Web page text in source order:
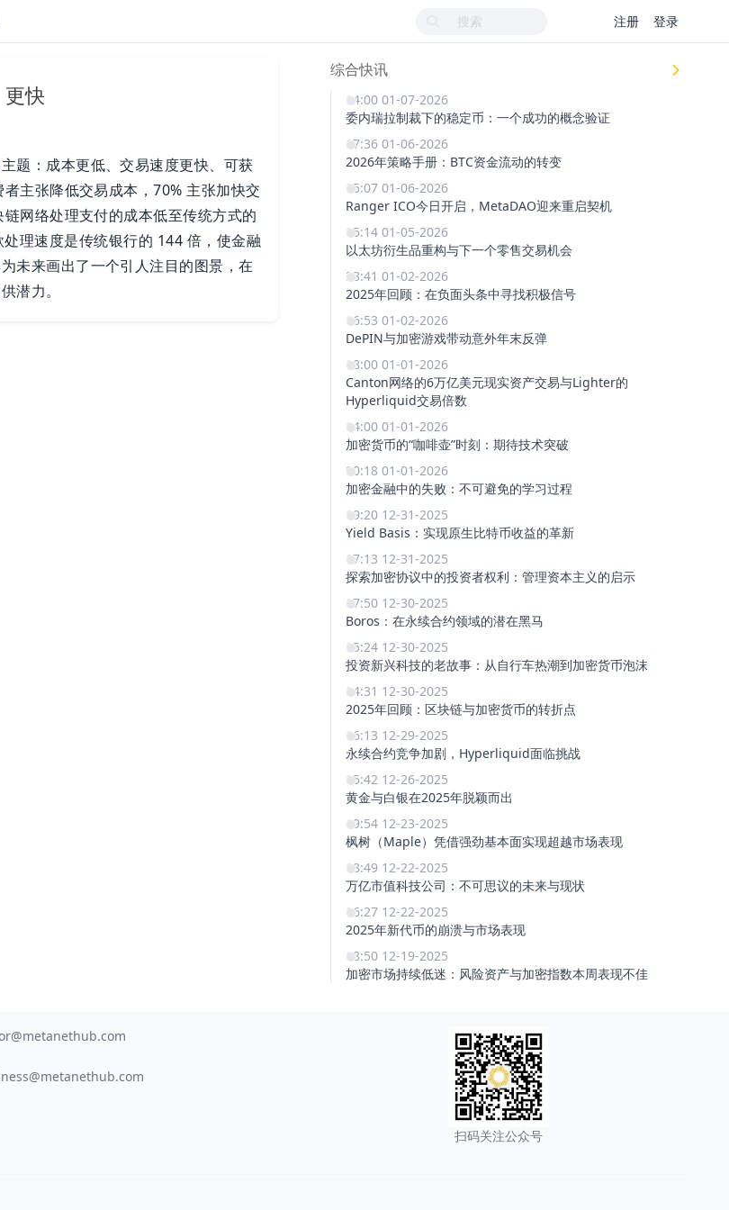
注册 登录
快
题：成本更低、交易速度更快、可获
主张降低交易成本，70% 主张加快交
网络处理支付的成本低至传统方式的
理速度是传统银行的 144 倍，使金融
未来画出了一个引人注目的图景，在
潜力。
综合快讯
14:00 01-07-2026
委内瑞拉制裁下的稳定币：一个成功的概念验证
17:36 01-06-2026
2026年策略手册：BTC资金流动的转变
15:07 01-06-2026
Ranger ICO今日开启，MetaDAO迎来重启契机
15:14 01-05-2026
以太坊衍生品重构与下一个零售交易机会
23:41 01-02-2026
2025年回顾：在负面头条中寻找积极信号
16:53 01-02-2026
DePIN与加密游戏带动意外年末反弹
18:00 01-01-2026
Canton网络的6万亿美元现实资产交易与Lighter的
Hyperliquid交易倍数
14:00 01-01-2026
加密货币的“咖啡壶”时刻：期待技术突破
00:18 01-01-2026
加密金融中的失败：不可避免的学习过程
19:20 12-31-2025
Yield Basis：实现原生比特币收益的革新
17:13 12-31-2025
探索加密协议中的投资者权利：管理资本主义的启示
17:50 12-30-2025
Boros：在永续合约领域的潜在黑马
15:24 12-30-2025
投资新兴科技的老故事：从自行车热潮到加密货币泡沫
14:31 12-30-2025
2025年回顾：区块链与加密货币的转折点
16:13 12-29-2025
永续合约竞争加剧，Hyperliquid面临挑战
15:42 12-26-2025
黄金与白银在2025年脱颖而出
19:54 12-23-2025
枫树（Maple）凭借强劲基本面实现超越市场表现
18:49 12-22-2025
万亿市值科技公司：不可思议的未来与现状
16:27 12-22-2025
2025年新代币的崩溃与市场表现
18:50 12-19-2025
加密市场持续低迷：风险资产与加密指数本周表现不佳
扫码关注公众号